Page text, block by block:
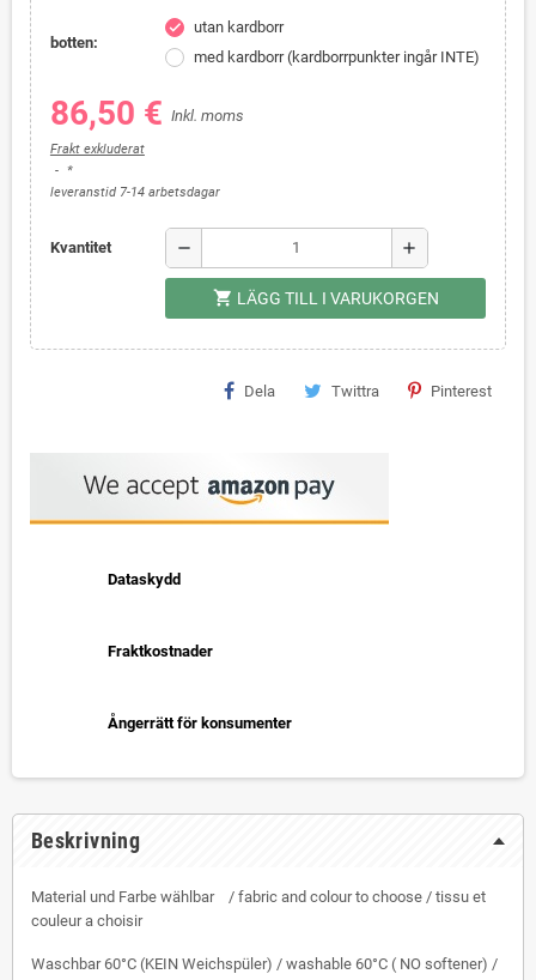
botten:
check
utan kardborr
med kardborr (kardborrpunkter ingår INTE)
86,50 € Inkl. moms
Frakt exkluderat
*
leveranstid 7-14 arbetsdagar
Kvantitet remove add
shopping_cart LÄGG TILL I VARUKORGEN
Dela Twittra Pinterest
Dataskydd
Fraktkostnader
Ångerrätt för konsumenter
Beskrivning
Material und Farbe wählbar / fabric and colour to choose / tissu et
couleur a choisir
Waschbar 60°C (KEIN Weichspüler) / washable 60°C ( NO softener) /